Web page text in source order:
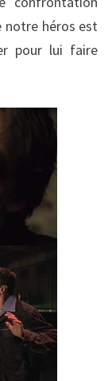
notre héros est
pour lui faire